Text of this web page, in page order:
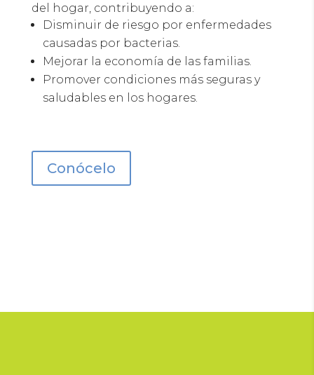
del hogar, contribuyendo a:
Disminuir de riesgo por enfermedades
causadas por bacterias.
Mejorar la economía de las familias.
Promover condiciones más seguras y
saludables en los hogares.
Conócelo